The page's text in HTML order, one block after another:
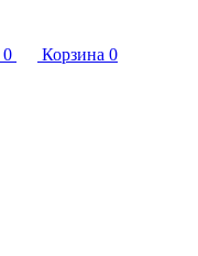
0 Корзина 0